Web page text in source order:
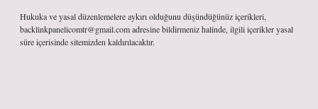
Hukuka ve yasal düzenlemelere aykırı olduğunu düşündüğünüz içerikleri,
backlinkpanelicomtr@gmail.comadresine bildirmeniz halinde, ilgili içerikler yasal
süre içerisinde sitemizden kaldırılacaktır.